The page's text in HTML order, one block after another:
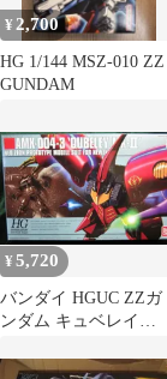
¥ 2,700
HG 1/144 MSZ-010 ZZ
GUNDAM
¥5,720
バンダイ HGUC ZZガ
ンダム キュベレイ
クイエローメタル プ